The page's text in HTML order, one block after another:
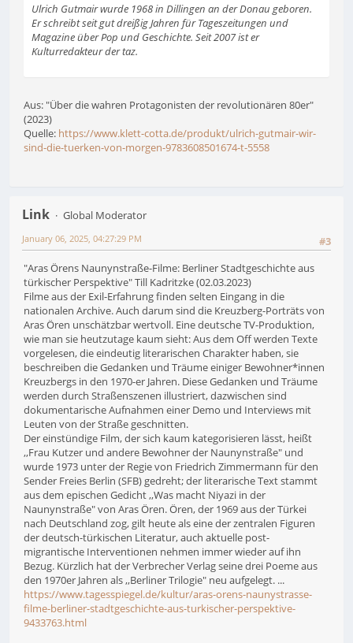
Ulrich Gutmair wurde 1968 in Dillingen an der Donau geboren.
Er schreibt seit gut dreißig Jahren für Tageszeitungen und
Magazine über Pop und Geschichte. Seit 2007 ist er
Kulturredakteur der taz.
Aus: "Über die wahren Protagonisten der revolutionären 80er"
(2023)
Quelle: https://www.klett-cotta.de/produkt/ulrich-gutmair-wir-
sind-die-tuerken-von-morgen-9783608501674-t-5558
Link
Global Moderator
#3
January 06, 2025, 04:27:29 PM
"Aras Örens Naunynstraße-Filme: Berliner Stadtgeschichte aus
türkischer Perspektive" Till Kadritzke (02.03.2023)
Filme aus der Exil-Erfahrung finden selten Eingang in die
nationalen Archive. Auch darum sind die Kreuzberg-Porträts von
Aras Ören unschätzbar wertvoll. Eine deutsche TV-Produktion,
wie man sie heutzutage kaum sieht: Aus dem Off werden Texte
vorgelesen, die eindeutig literarischen Charakter haben, sie
beschreiben die Gedanken und Träume einiger Bewohner*innen
Kreuzbergs in den 1970-er Jahren. Diese Gedanken und Träume
werden durch Straßenszenen illustriert, dazwischen sind
dokumentarische Aufnahmen einer Demo und Interviews mit
Leuten von der Straße geschnitten.
Der einstündige Film, der sich kaum kategorisieren lässt, heißt
,,Frau Kutzer und andere Bewohner der Naunynstraße" und
wurde 1973 unter der Regie von Friedrich Zimmermann für den
Sender Freies Berlin (SFB) gedreht; der literarische Text stammt
aus dem epischen Gedicht ,,Was macht Niyazi in der
Naunynstraße" von Aras Ören. Ören, der 1969 aus der Türkei
nach Deutschland zog, gilt heute als eine der zentralen Figuren
der deutsch-türkischen Literatur, auch aktuelle post-
migrantische Interventionen nehmen immer wieder auf ihn
Bezug. Kürzlich hat der Verbrecher Verlag seine drei Poeme aus
den 1970er Jahren als ,,Berliner Trilogie" neu aufgelegt. ...
https://www.tagesspiegel.de/kultur/aras-orens-naunystrasse-
filme-berliner-stadtgeschichte-aus-turkischer-perspektive-
9433763.html